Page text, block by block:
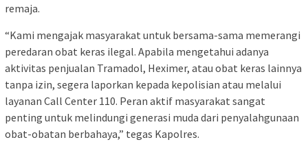
remaja.
“Kami mengajak masyarakat untuk bersama-sama memerangi
peredaran obat keras ilegal. Apabila mengetahui adanya
aktivitas penjualan Tramadol, Heximer, atau obat keras lainnya
tanpa izin, segera laporkan kepada kepolisian atau melalui
layanan Call Center 110. Peran aktif masyarakat sangat
penting untuk melindungi generasi muda dari penyalahgunaan
obat-obatan berbahaya,” tegas Kapolres.